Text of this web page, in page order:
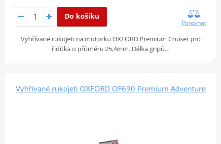
Do košíku
Porovnat
Vyhřívané rukojeti na motorku OXFORD Premium Cruiser pro
řidítka o přůměru 25,4mm. Délka gripů…
Vyhřívané rukojeti OXFORD OF690 Premium Adventure